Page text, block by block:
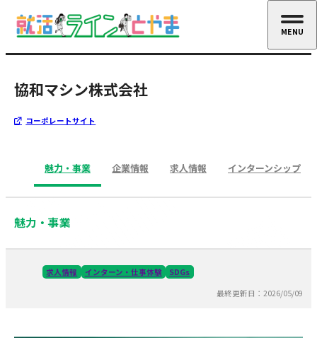
協和マシン株式会社
コーポレートサイト
魅力・事業 企業情報 求人情報 インターンシップ
魅力・事業
求人情報 インターン・仕事体験
SDGs
最終更新日：2026/05/09
MENU